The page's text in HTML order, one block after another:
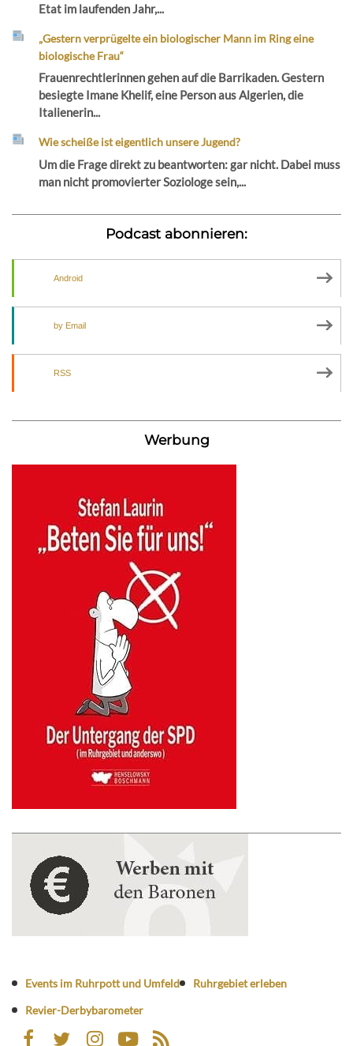
Etat im laufenden Jahr,...
„Gestern verprügelte ein biologischer Mann im Ring eine
biologische Frau“
Frauenrechtlerinnen gehen auf die Barrikaden. Gestern
besiegte Imane Khelif, eine Person aus Algerien, die
Italienerin...
Wie scheiße ist eigentlich unsere Jugend?
Um die Frage direkt zu beantworten: gar nicht. Dabei muss
man nicht promovierter Soziologe sein,...
Podcast abonnieren:
Android
by Email
RSS
Werbung
Events im Ruhrpott und Umfeld
Ruhrgebiet erleben
Revier-Derbybarometer